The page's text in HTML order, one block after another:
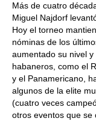
Más de cuatro
Miguel Najdorf
Hoy el torneo
nóminas de los
aumentado su nivel
habaneros, como el
y el Panamericano,
algunos de la elite
(cuatro veces
otros eventos que se